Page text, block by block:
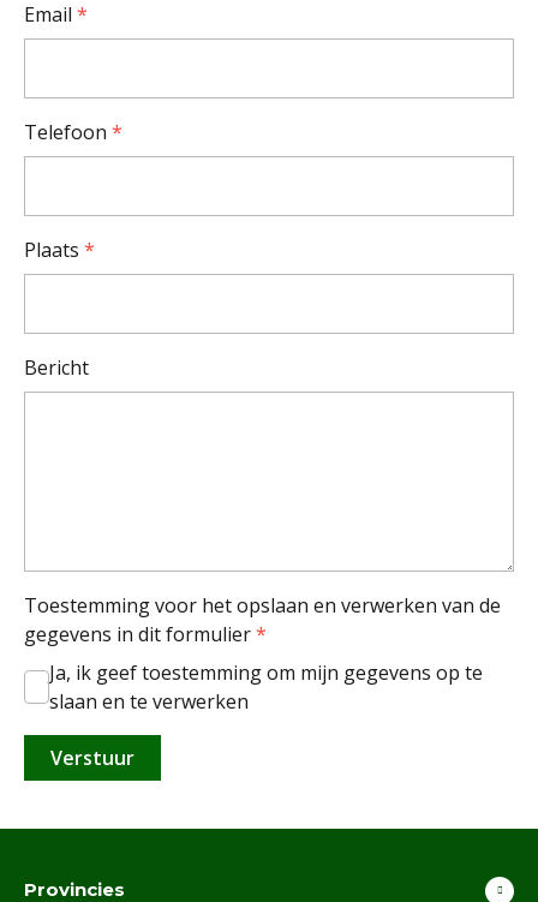
Email *
Telefoon *
Plaats *
Bericht
Toestemming voor het opslaan en verwerken van de
gegevens in dit formulier*
Ja, ik geef toestemming om mijn gegevens op te
slaan en te verwerken
Provincies